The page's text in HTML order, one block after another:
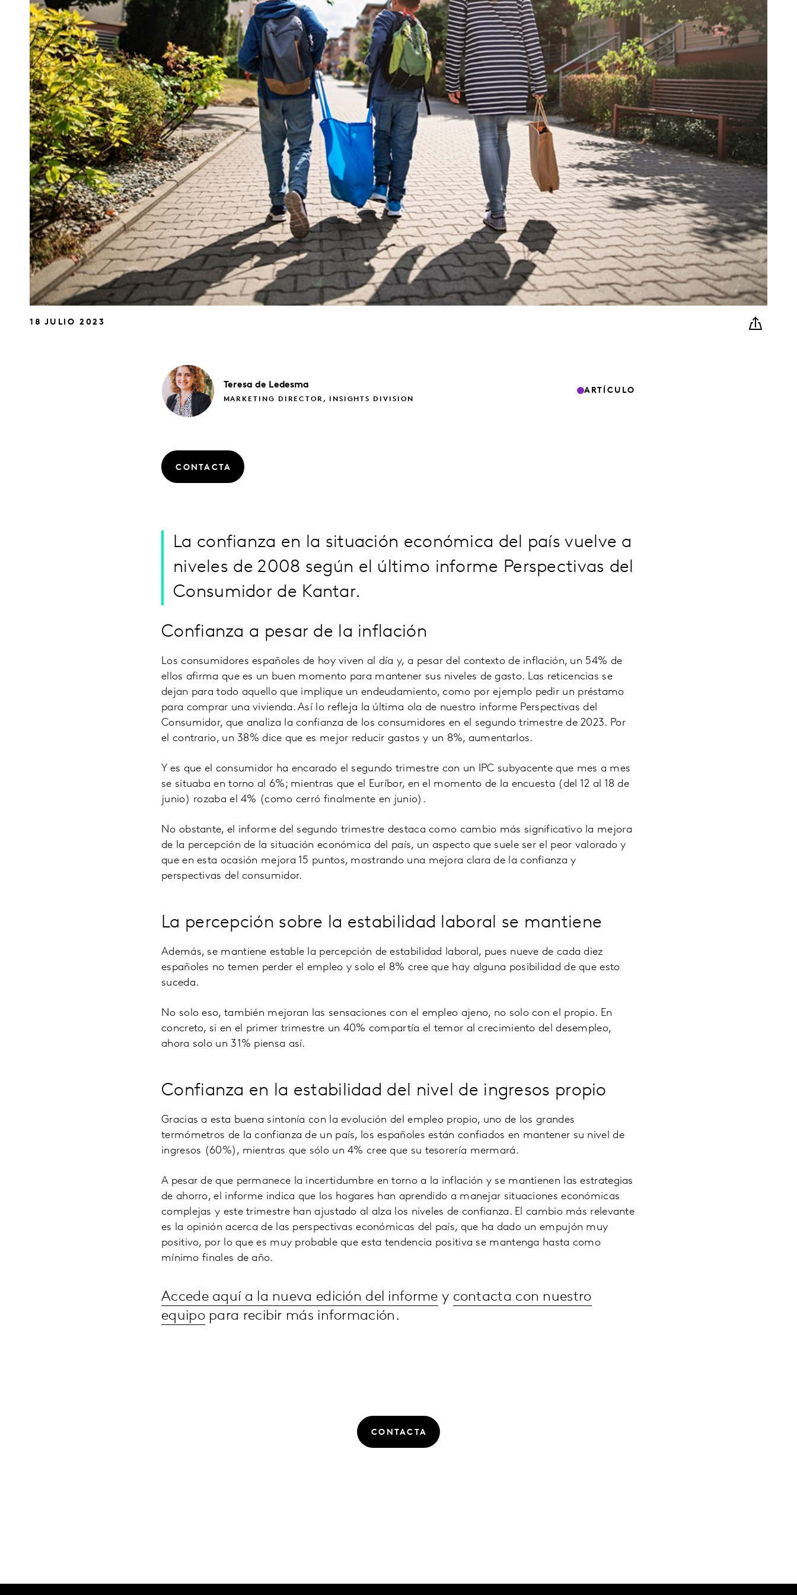
18 JULIO 2023
Teresa de Ledesma
MARKETING DIRECTOR, INSIGHTS DIVISION
ARTÍCULO
CONTACTA
La confianza en la situación económica del país vuelve a
niveles de 2008 según el último informe Perspectivas del
Consumidor de Kantar.
Confianza a pesar de la inflación
Los consumidores españoles de hoy viven al día y, a pesar del contexto de inflación, un 54% de
ellos afirma que es un buen momento para mantener sus niveles de gasto. Las reticencias se
dejan para todo aquello que implique un endeudamiento, como por ejemplo pedir un préstamo
para comprar una vivienda. Así lo refleja la última ola de nuestro informe Perspectivas del
Consumidor, que analiza la confianza de los consumidores en el segundo trimestre de 2023. Por
el contrario, un 38% dice que es mejor reducir gastos y un 8%, aumentarlos.
Y es que el consumidor ha encarado el segundo trimestre con un IPC subyacente que mes a mes
se situaba en torno al 6%; mientras que el Euríbor, en el momento de la encuesta (del 12 al 18 de
junio) rozaba el 4% (como cerró finalmente en junio).
No obstante, el informe del segundo trimestre destaca como cambio más significativo la mejora
de la percepción de la situación económica del país, un aspecto que suele ser el peor valorado y
que en esta ocasión mejora 15 puntos, mostrando una mejora clara de la confianza y
perspectivas del consumidor.
La percepción sobre la estabilidad laboral se mantiene
Además, se mantiene estable la percepción de estabilidad laboral, pues nueve de cada diez
españoles no temen perder el empleo y solo el 8% cree que hay alguna posibilidad de que esto
suceda.
No solo eso, también mejoran las sensaciones con el empleo ajeno, no solo con el propio. En
concreto, si en el primer trimestre un 40% compartía el temor al crecimiento del desempleo,
ahora solo un 31% piensa así.
Confianza en la estabilidad del nivel de ingresos propio
Gracias a esta buena sintonía con la evolución del empleo propio, uno de los grandes
termómetros de la confianza de un país, los españoles están confiados en mantener su nivel de
ingresos (60%), mientras que sólo un 4% cree que su tesorería mermará.
A pesar de que permanece la incertidumbre en torno a la inflación y se mantienen las estrategias
de ahorro, el informe indica que los hogares han aprendido a manejar situaciones económicas
complejas y este trimestre han ajustado al alza los niveles de confianza. El cambio más relevante
es la opinión acerca de las perspectivas económicas del país, que ha dado un empujón muy
positivo, por lo que es muy probable que esta tendencia positiva se mantenga hasta como
mínimo finales de año.
Accede aquí a la nueva edición del informe y contacta con nuestro
equipopara recibir más información.
CONTACTA